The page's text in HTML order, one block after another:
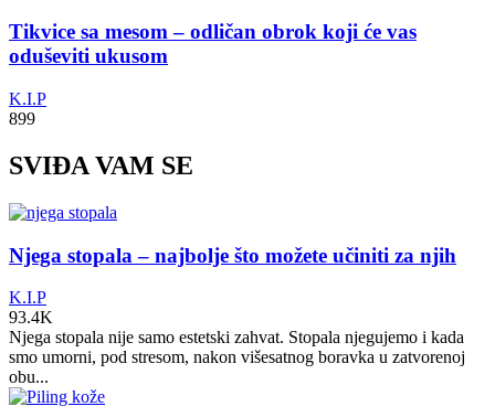
Tikvice sa mesom – odličan obrok koji će vas
oduševiti ukusom
K.I.P
899
SVIĐA VAM SE
Njega stopala – najbolje što možete učiniti za njih
K.I.P
93.4K
Njega stopala nije samo estetski zahvat. Stopala njegujemo i kada
smo umorni, pod stresom, nakon višesatnog boravka u zatvorenoj
obu...